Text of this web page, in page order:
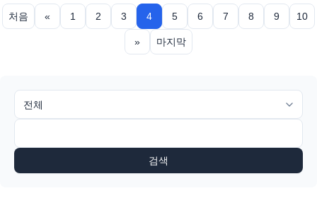
처음 « 1 2 3 4 5 6 7 8 9 10
» 마지막
검색